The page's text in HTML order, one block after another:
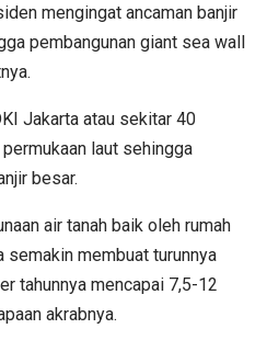
mengingat ancaman banjir
pembangunan giant sea wall
Jakarta atau sekitar 40
laut sehingga
besar.
air tanah baik oleh rumah
semakin membuat turunnya
tahunnya mencapai 7,5-12
akrabnya.